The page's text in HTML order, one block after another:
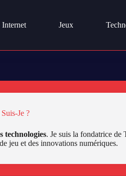
Internet Jeux
Je ?
technologies. Je suis la fondatrice de
jeu et des innovations numériques.